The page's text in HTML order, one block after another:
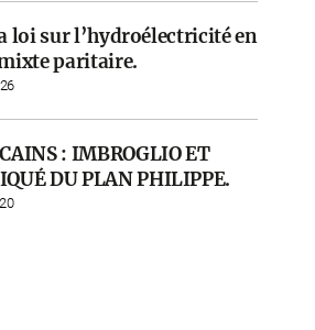
loi sur l’hydroélectricité en
paritaire.
: IMBROGLIO ET
DU PLAN PHILIPPE.